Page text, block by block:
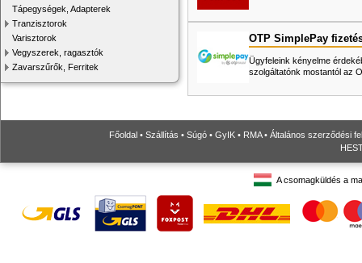
Tápegységek, Adapterek
Tranzisztorok
Varisztorok
Vegyszerek, ragasztók
Zavarszűrők, Ferritek
OTP SimplePay
Ügyfeleink kényelme
szolgáltatónk mostantól az
Főoldal • Szállítás • Súgó • GyIK • RMA• Általános szerződési
A csomagküldés a